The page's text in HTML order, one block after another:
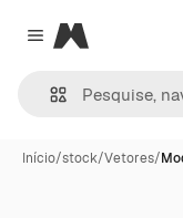
Close menu
Magnific
Início/stock/Vetores/